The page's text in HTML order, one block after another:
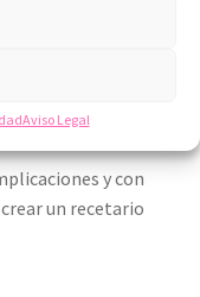
Aviso Legal
empieza
y con
un recetario